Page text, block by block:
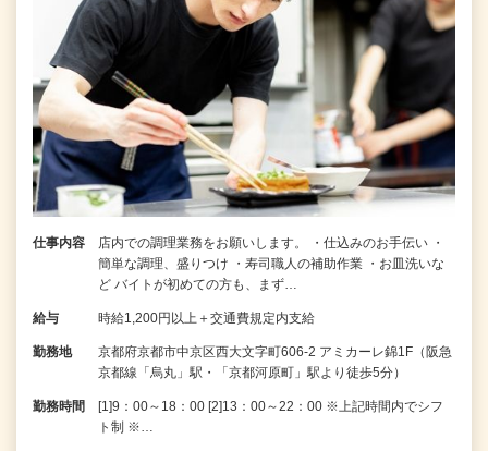
仕事内容
店内での調理業務をお願いします。 ・仕込みのお手伝い ・
簡単な調理、盛りつけ ・寿司職人の補助作業 ・お皿洗いな
ど バイトが初めての方も、まず…
給与 時給1,200円以上＋交通費規定内支給
勤務地
京都府京都市中京区西大文字町606-2 アミカーレ錦1F（阪急
京都線「烏丸」駅・「京都河原町」駅より徒歩5分）
勤務時間
[1]9：00～18：00 [2]13：00～22：00 ※上記時間内でシフ
ト制 ※…